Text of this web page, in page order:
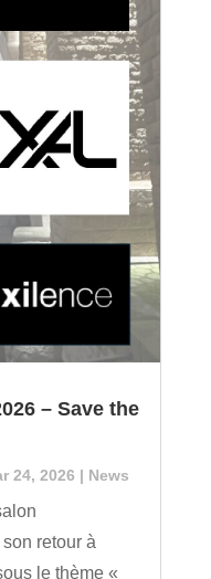
– Save the
24, 2026 | News
retour à
le thème «